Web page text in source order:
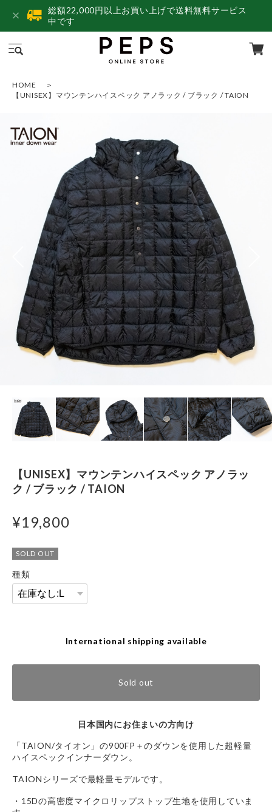
総額22,000円以上お買い上げで送料無料サービス
中です
HOME
【UNISEX】マウンテンハイスペック アノラック / ブラック / TAION
【UNISEX】マウンテンハイスペック アノラッ
ク / ブラック / TAION
¥19,800
SOLD OUT
種類
International shipping available
Sold out
日本国内にお住まいの方向け
「TAION/タイオン」の900FP＋のダウンを使用した超軽量
ハイスペックインナーダウン。
TAIONシリーズで最軽量モデルです。
・15Dの高密度マイクロリップストップ生地を使用していま